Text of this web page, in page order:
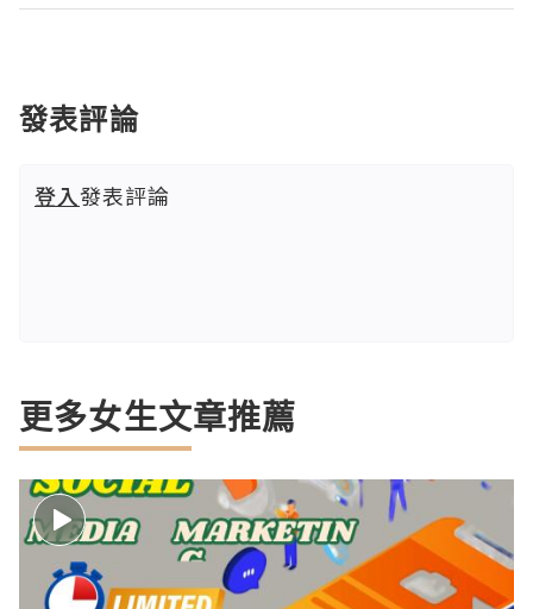
發表評論
登入發表評論
更多女生文章推薦